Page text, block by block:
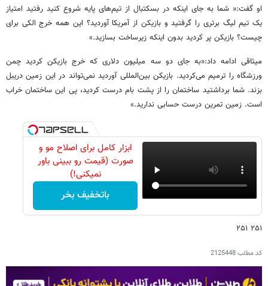
او گفت:« شما به جای اینکه در بسکتبال از تیم‌های پایه شروع کنید رفتید امتیاز
یک تیم لیگ برتری را گرفتید و بازیکن از آمریکا آوردید؟ این همه خرج الکی برای
چیست؟ بازیکن پر کردید بدون اینکه زیرساخت بسازید.»
میثاقی ادامه داد:«به جای دو سه میلیون دلاری که خرج بازیکن کردید چمن
ورزشگاه را ترمیم می‌کردید. بازیکن بین‌المللی آوردید نمی‌تواند در این زمین دریبل
بزند. شما برداشتید ساختمان را از پشت بام درست کردید، پی این ساختمان خراب
است. زمین تمرین درست حسابی ندارید.»
ابزار کامل برای اصلاح مو و
صورت (قیمت رو ببینی باور
نمیکنی!)
باتخفیف بخر
۲۵۱ ۲۵۱
کد مطلب2125448